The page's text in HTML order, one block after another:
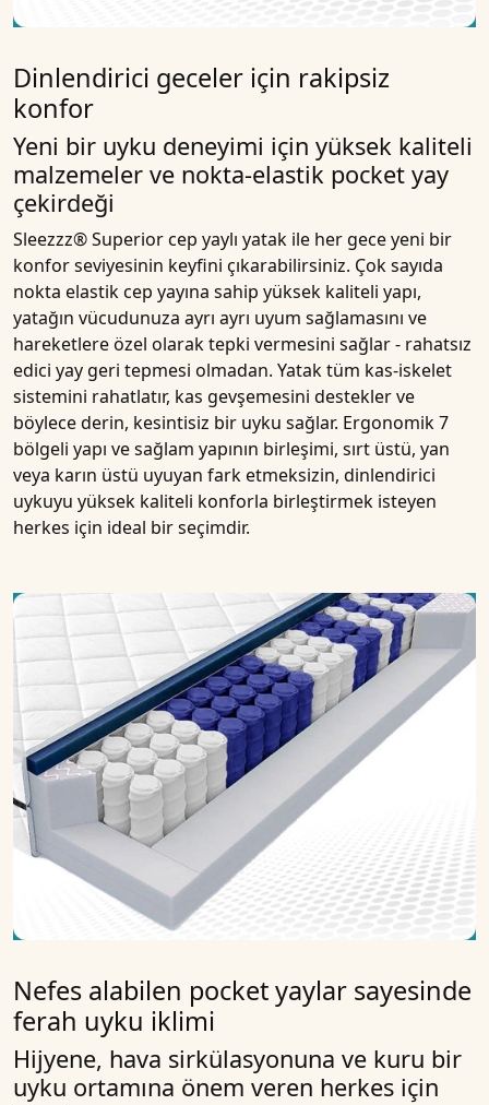
Dinlendirici geceler için rakipsiz
konfor
Yeni bir uyku deneyimi için yüksek kaliteli
malzemeler ve nokta-elastik pocket yay
çekirdeği
Sleezzz® Superior cep yaylı yatak ile her gece yeni bir
konfor seviyesinin keyfini çıkarabilirsiniz. Çok sayıda
nokta elastik cep yayına sahip yüksek kaliteli yapı,
yatağın vücudunuza ayrı ayrı uyum sağlamasını ve
hareketlere özel olarak tepki vermesini sağlar - rahatsız
edici yay geri tepmesi olmadan. Yatak tüm kas-iskelet
sistemini rahatlatır, kas gevşemesini destekler ve
böylece derin, kesintisiz bir uyku sağlar. Ergonomik 7
bölgeli yapı ve sağlam yapının birleşimi, sırt üstü, yan
veya karın üstü uyuyan fark etmeksizin, dinlendirici
uykuyu yüksek kaliteli konforla birleştirmek isteyen
herkes için ideal bir seçimdir.
Nefes alabilen pocket yaylar sayesinde
ferah uyku iklimi
Hijyene, hava sirkülasyonuna ve kuru bir
uyku ortamına önem veren herkes için